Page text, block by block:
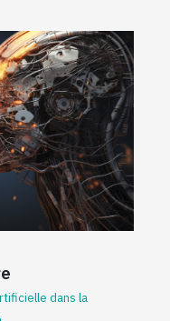
dans la